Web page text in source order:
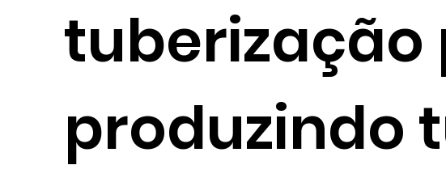
tuberização
produzindo